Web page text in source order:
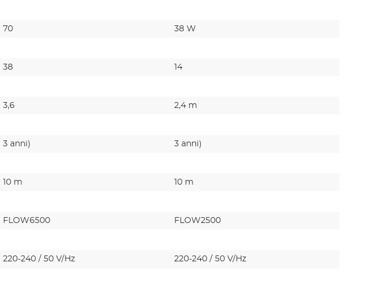
70 38 W
38 14
3,6 2,4 m
3 anni) 3 anni)
10 m 10 m
FLOW6500 FLOW2500
220-240 / 50 V/Hz 220-240 / 50 V/Hz